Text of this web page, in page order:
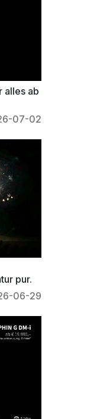
alles ab
07-02
pur.
06-29